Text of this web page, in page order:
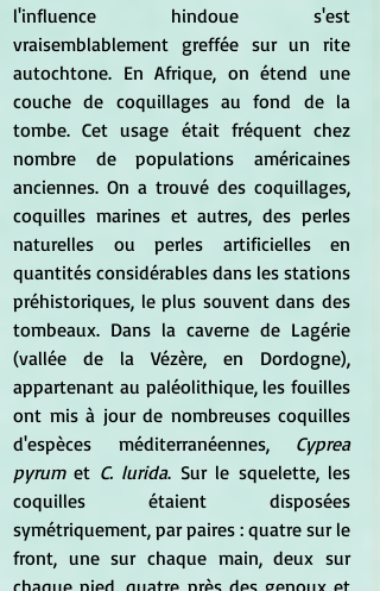
l'influence hindoue s'est
vraisemblablement greffée sur un rite
autochtone. En Afrique, on étend une
couche de coquillages au fond de la
tombe. Cet usage était fréquent chez
nombre de populations américaines
anciennes. On a trouvé des coquillages,
coquilles marines et autres, des perles
naturelles ou perles artificielles en
quantités considérables dans les stations
préhistoriques, le plus souvent dans des
tombeaux. Dans la caverne de Lagérie
(vallée de la Vézère, en Dordogne),
appartenant au paléolithique, les fouilles
ont mis à jour de nombreuses coquilles
d'espèces méditerranéennes, Cyprea
pyrum et C. lurida. Sur le squelette, les
coquilles étaient disposées
symétriquement, par paires : quatre sur le
front, une sur chaque main, deux sur
chaque pied, quatre près des genoux et